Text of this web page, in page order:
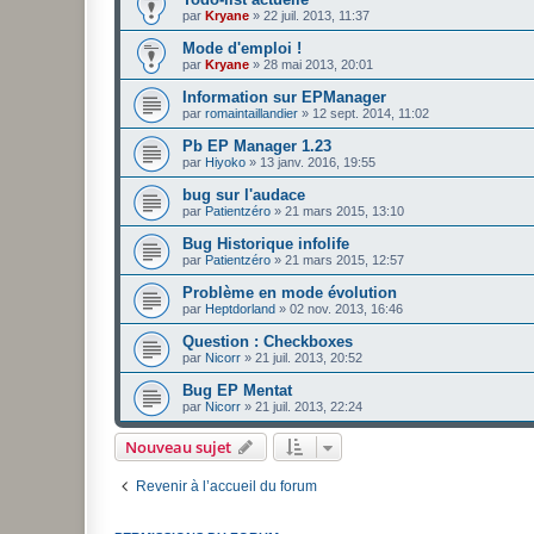
par Kryane » 22 juil. 2013, 11:37
Mode d'emploi !
par Kryane » 28 mai 2013, 20:01
Information sur EPManager
par romaintaillandier » 12 sept. 2014, 11:02
Pb EP Manager 1.23
par Hiyoko » 13 janv. 2016, 19:55
bug sur l'audace
par Patientzéro » 21 mars 2015, 13:10
Bug Historique infolife
par Patientzéro » 21 mars 2015, 12:57
Problème en mode évolution
par Heptdorland » 02 nov. 2013, 16:46
Question : Checkboxes
par Nicorr » 21 juil. 2013, 20:52
Bug EP Mentat
par Nicorr » 21 juil. 2013, 22:24
Nouveau sujet
Revenir à l’accueil du forum